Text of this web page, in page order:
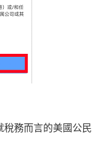
稅務而言的美國公民